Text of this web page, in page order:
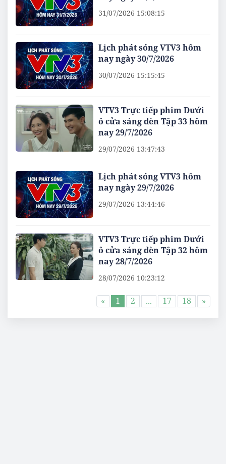
31/07/2026 15:08:15
Lịch phát sóng VTV3 hôm
nay ngày 30/7/2026
30/07/2026 15:15:45
VTV3 Trực tiếp phim Dưới
ô cửa sáng đèn Tập 33 hôm
nay 29/7/2026
29/07/2026 13:47:43
Lịch phát sóng VTV3 hôm
nay ngày 29/7/2026
29/07/2026 13:44:46
VTV3 Trực tiếp phim Dưới
ô cửa sáng đèn Tập 32 hôm
nay 28/7/2026
28/07/2026 10:23:12
« 1 2 ... 17 18 »